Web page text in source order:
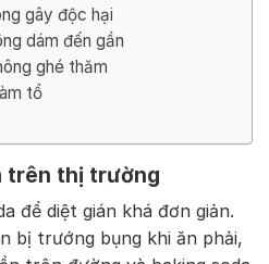
gây độc hại
dám đến gần
ghé thăm
tổ
trên thị trường
để diệt gián khá đơn giản.
bị trướng bụng khi ăn phải,